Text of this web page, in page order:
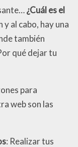
¿Cuál es el
y al cabo, hay una
también
qué dejar tu
para
web son las
: Realizar tus